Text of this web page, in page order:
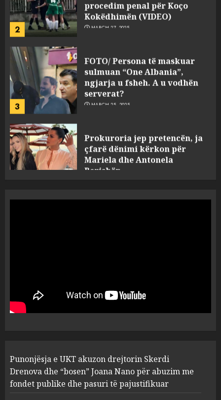
2 MARCH 27, 2025
3
ngjarja u fsheh. A u vodhën
serverat?
MARCH 25, 2025
4
Mariela dhe Antonela
Berishën
MARCH 25, 2025
1
“bosen” Joana Nano për
abuzim me fondet publike dhe
pasuri të pajustifikuar
2
Apolonia- Gramshi, nis
procedim penal për Koço
Kokëdhimën (VIDEO)
MARCH 27, 2025
Punonjësja e UKT akuzon drejtorin Skerdi
Drenova dhe “bosen” Joana Nano për abuzim me
fondet publike dhe pasuri të pajustifikuar